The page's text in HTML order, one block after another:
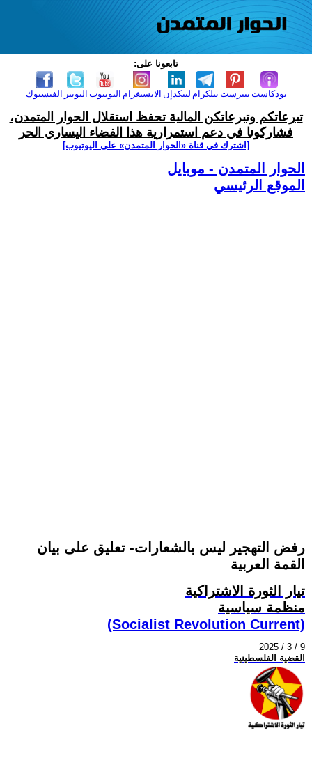
تابعونا على:
الفيسبوك التويتر اليوتيوب الانستغرام لينكدإن تيلكرامبنترست بودكاست
تبرعاتكم وتبرعاتكن المالية تحفظ استقلال الحوار المتمدن،
فشاركونا في دعم استمرارية هذا الفضاء اليساري الحر
[اشترك في قناة ‫«الحوار المتمدن» على اليوتيوب]
الحوار المتمدن - موبايل
الموقع الرئيسي
رفض التهجير ليس بالشعارات- تعليق على بيان
القمة العربية
تيار الثورة الاشتراكية
منظمة سياسية
(Socialist Revolution Current)
2025 / 3 / 9
القضية الفلسطينية